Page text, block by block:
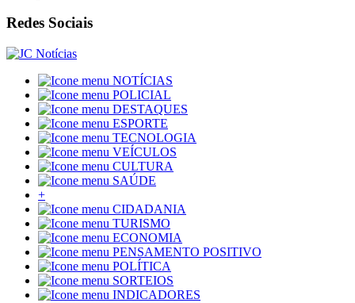
Redes Sociais
NOTÍCIAS
POLICIAL
DESTAQUES
ESPORTE
TECNOLOGIA
VEÍCULOS
CULTURA
SAÚDE
+
CIDADANIA
TURISMO
ECONOMIA
PENSAMENTO POSITIVO
POLÍTICA
SORTEIOS
INDICADORES